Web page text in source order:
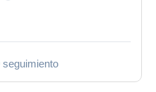
seguimiento